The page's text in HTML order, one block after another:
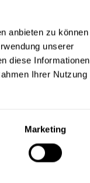
anbieten zu können
unserer
diese Informationen
Ihrer Nutzung
Marketing